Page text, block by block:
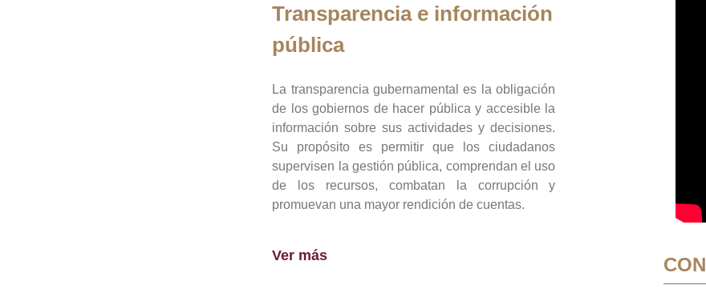
Transparencia e información
pública
La transparencia gubernamental es la obligación
de los gobiernos de hacer pública y accesible la
información sobre sus actividades y decisiones.
Su propósito es permitir que los ciudadanos
supervisen la gestión pública, comprendan el uso
de los recursos, combatan la corrupción y
promuevan una mayor rendición de cuentas.
Ver más